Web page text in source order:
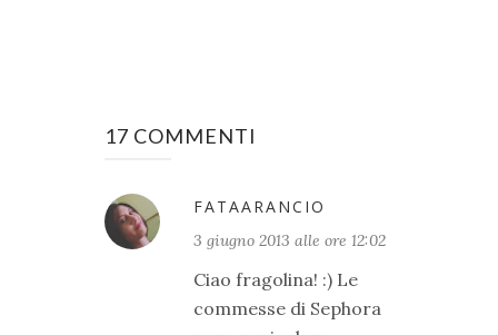
17 COMMENTI
FATAARANCIO
3 giugno 2013 alle ore 12:02
Ciao fragolina! :) Le
commesse di Sephora